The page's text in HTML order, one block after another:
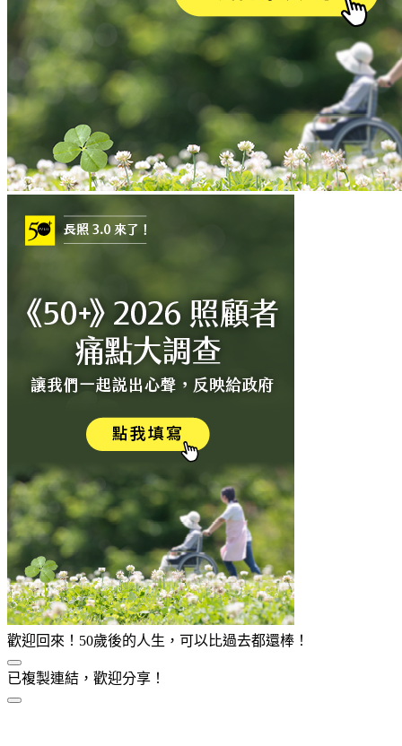
歡迎回來！50歲後的人生，可以比過去都還棒！
已複製連結，歡迎分享！